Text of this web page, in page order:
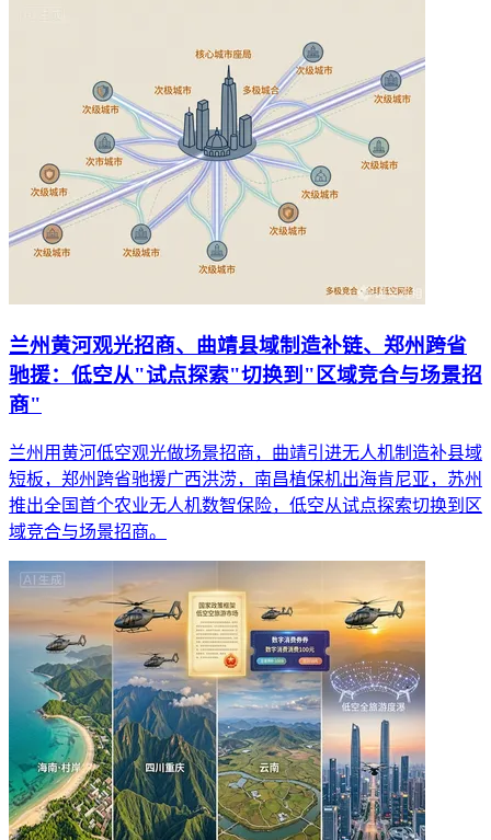
兰州黄河观光招商、曲靖县域制造补链、郑州跨省
驰援：低空从"试点探索"切换到"区域竞合与场景招
商"
兰州用黄河低空观光做场景招商，曲靖引进无人机制造补县域
短板，郑州跨省驰援广西洪涝，南昌植保机出海肯尼亚，苏州
推出全国首个农业无人机数智保险，低空从试点探索切换到区
域竞合与场景招商。